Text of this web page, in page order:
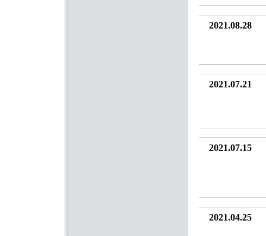
2021.08.28
2021.07.21
2021.07.15
2021.04.25